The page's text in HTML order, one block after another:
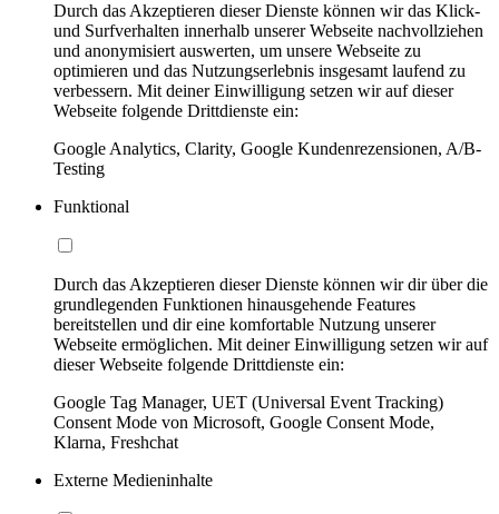
Durch das Akzeptieren dieser Dienste können wir das Klick-
und Surfverhalten innerhalb unserer Webseite nachvollziehen
und anonymisiert auswerten, um unsere Webseite zu
optimieren und das Nutzungserlebnis insgesamt laufend zu
verbessern. Mit deiner Einwilligung setzen wir auf dieser
Webseite folgende Drittdienste ein:
Google Analytics, Clarity, Google Kundenrezensionen, A/B-
Testing
Funktional
Durch das Akzeptieren dieser Dienste können wir dir über die
grundlegenden Funktionen hinausgehende Features
bereitstellen und dir eine komfortable Nutzung unserer
Webseite ermöglichen. Mit deiner Einwilligung setzen wir auf
dieser Webseite folgende Drittdienste ein:
Google Tag Manager, UET (Universal Event Tracking)
Consent Mode von Microsoft, Google Consent Mode,
Klarna, Freshchat
Externe Medieninhalte